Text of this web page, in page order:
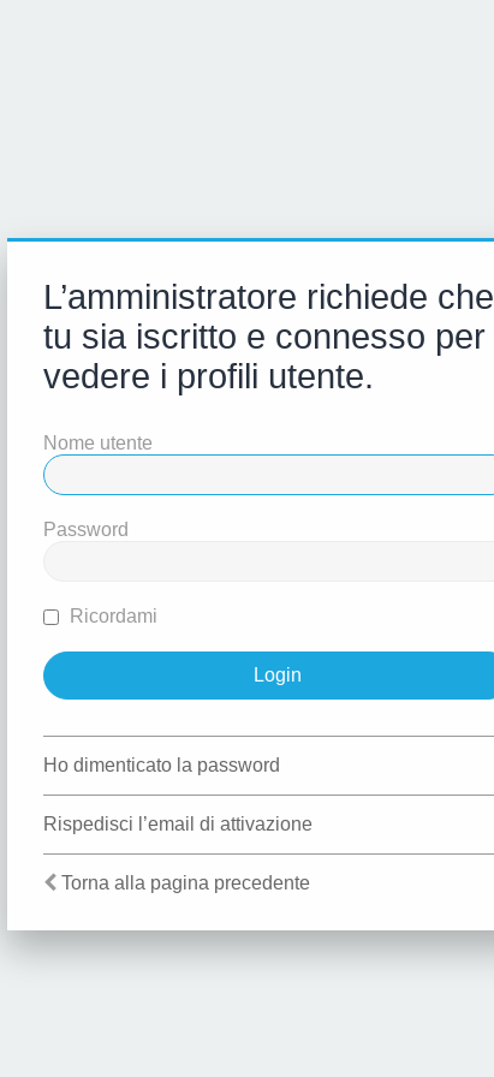
L’amministratore richiede che
tu sia iscritto e connesso per
vedere i profili utente.
Nome utente
Password
Ricordami
Ho dimenticato la password
Rispedisci l’email di attivazione
Torna alla pagina precedente